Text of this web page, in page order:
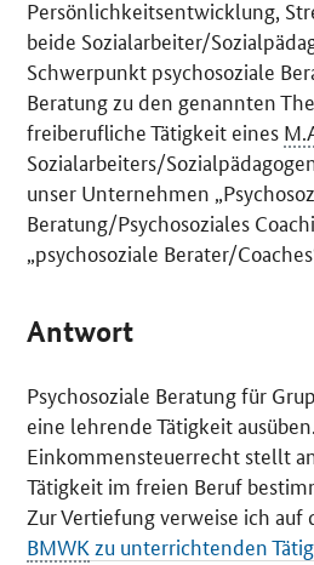
Persönlichkeitsentwicklung,
beide Sozialarbeiter/
Schwerpunkt psychosoziale
Beratung zu den genannten
freiberufliche Tätigkeit eines
Sozialarbeiters/
unser Unternehmen
Beratung/Psychosoziales
„psychosoziale Berater/
Antwort
Psychosoziale Beratung für
eine lehrende Tätigkeit
Einkommensteuerrecht stellt
Tätigkeit im freien Beruf
Zur Vertiefung verweise ich auf
BMWK zu unterrichtenden